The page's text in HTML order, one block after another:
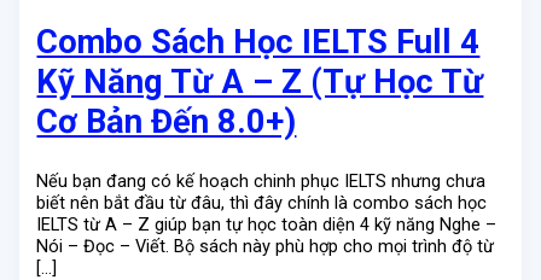
Combo Sách Học IELTS Full 4
Kỹ Năng Từ A – Z (Tự Học Từ
Cơ Bản Đến 8.0+)
Nếu bạn đang có kế hoạch chinh phục IELTS nhưng chưa
biết nên bắt đầu từ đâu, thì đây chính là combo sách học
IELTS từ A – Z giúp bạn tự học toàn diện 4 kỹ năng Nghe –
Nói – Đọc – Viết. Bộ sách này phù hợp cho mọi trình độ từ
[…]